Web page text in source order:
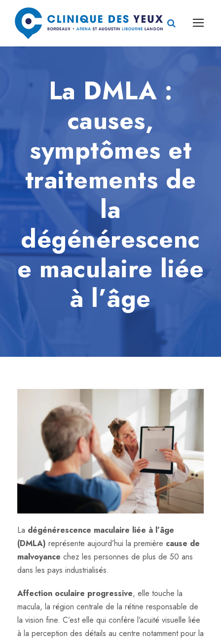
La DMLA :
causes,
symptômes et
traitements de
la
dégénérescenc
e maculaire liée
à l’âge
La dégénérescence maculaire liée à l’âge
(DMLA) représente aujourd’hui la première cause de
malvoyance chez les personnes de plus de 50 ans
dans les pays industrialisés.
Affection oculaire progressive, elle touche la
macula, la région centrale de la rétine responsable de
la vision fine. C’est elle qui confère l’acuité visuelle liée
à la perception des détails au centre notamment pour la